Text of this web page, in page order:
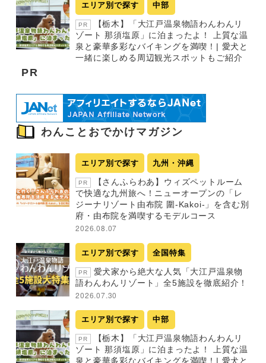
エリア別で探す 中部
PR
【栃木】「大江戸温泉物語わんわんリ
ゾート 那須塩原」に泊まったよ！ 上質な温
泉と豪華多彩なバイキングを満喫！| 愛犬と
一緒に楽しめる周辺観光スポットもご紹介
PR
わんことおでかけマガジン
エリア別で探す 九州・沖縄
PR
【さんふらわあ】ウィズペットルーム
で快適な九州旅へ！ニューオープンの「レ
ジーナリゾート由布院 圍-Kakoi-」を含む別
府・由布院を満喫するモデルコース
2026.08.07
エリア別で探す 全国特集
PR
愛犬家から絶大な人気「大江戸温泉物
語わんわんリゾート」全5施設を徹底紹介！
2026.07.30
エリア別で探す 中部
PR
【栃木】「大江戸温泉物語わんわんリ
ゾート 那須塩原」に泊まったよ！ 上質な温
泉と豪華多彩なバイキングを満喫！| 愛犬と